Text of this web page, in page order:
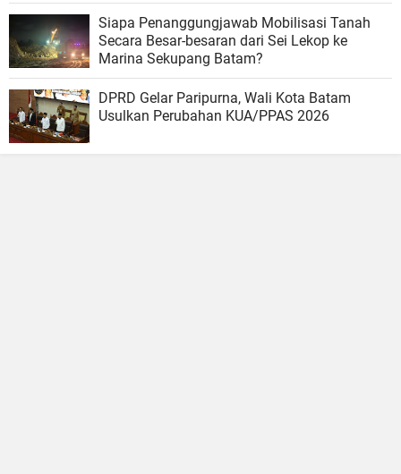
Siapa Penanggungjawab Mobilisasi Tanah
Secara Besar-besaran dari Sei Lekop ke
Marina Sekupang Batam?
DPRD Gelar Paripurna, Wali Kota Batam
Usulkan Perubahan KUA/PPAS 2026